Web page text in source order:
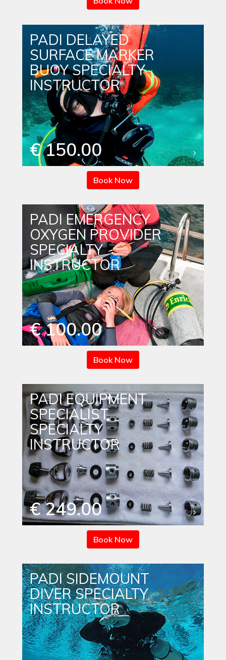
PADI DELAYED
SURFACE MARKER
BUOY SPECIALTY
INSTRUCTOR
€ 150.00
Book Now
PADI EMERGENCY
OXYGEN PROVIDER
SPECIALTY
INSTRUCTOR
€ 100.00
Book Now
PADI EQUIPMENT
SPECIALIST
SPECIALTY
INSTRUCTOR
€ 249.00
Book Now
PADI SIDEMOUNT
DIVER SPECIALTY
INSTRUCTOR